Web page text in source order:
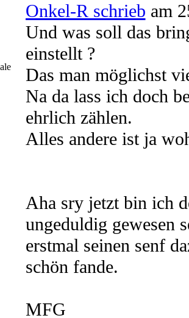
Onkel-R schrieb am
Und was soll das
einstellt ?
Das man möglichst
Na da lass ich doch
ehrlich zählen.
Alles andere ist ja
Aha sry jetzt bin ich
ungeduldig gewesen
erstmal seinen senf
schön fande.
MFG